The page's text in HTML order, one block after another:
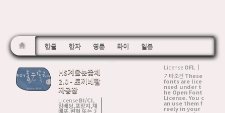
한글 한자 영문 타이 일본
HS겨울눈꽃체
2.0 - 토끼네활
자공장
LicenseBI/CI,
임베딩,포장지,재
배포,변형 또는 2
LicenseOFL
기타조건 These
fonts are lice
nsed under t
he Open Font
License. You c
an use them f
reely in your